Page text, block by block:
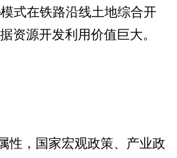
式在铁路沿线土地综合开
资源开发利用价值巨大。
性，国家宏观政策、产业政